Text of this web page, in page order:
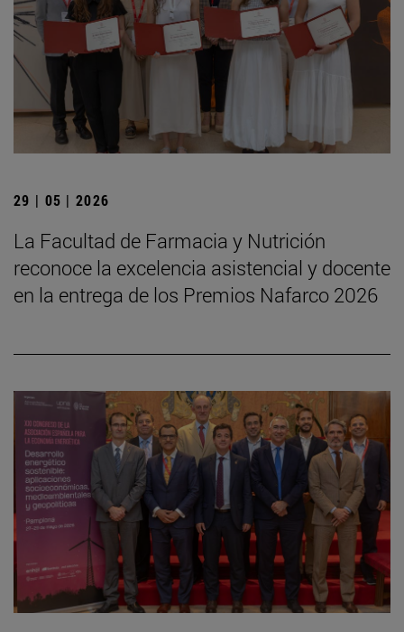
29 | 05 | 2026
La Facultad de Farmacia y Nutrición
reconoce la excelencia asistencial y docente
en la entrega de los Premios Nafarco 2026